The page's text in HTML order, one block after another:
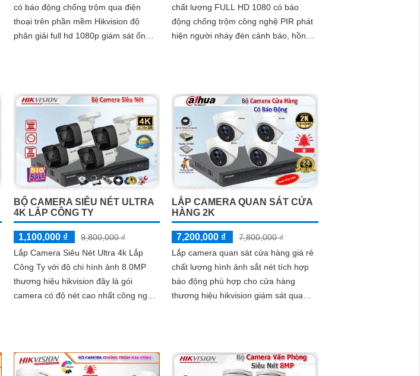
có báo động chống trộm qua điện
thoại trên phần mềm Hikvision độ
phân giải full hd 1080p giám sát ổn
chất lượng FULL HD 1080 có báo
động chống trộm công nghệ PIR phát
hiện người nháy đèn cảnh báo, hồng
BỘ CAMERA SIÊU NÉT ULTRA
4K LẮP CÔNG TY
1,100,000 ₫
9,800,000 ₫
Lắp Camera Siêu Nét Ultra 4k Lắp
Công Ty với độ chi hình ảnh 8.0MP
thương hiệu hikvision đây là gói
camera có độ nét cao nhất công nghệ
LẮP CAMERA QUAN SÁT CỬA
HÀNG 2K
7,200,000 ₫
7,800,000 ₫
Lắp camera quan sát cửa hàng giá rẻ
chất lượng hình ảnh sắt nét tích hợp
báo động phù hợp cho cửa hàng
thương hiệu hikvision giám sát qua